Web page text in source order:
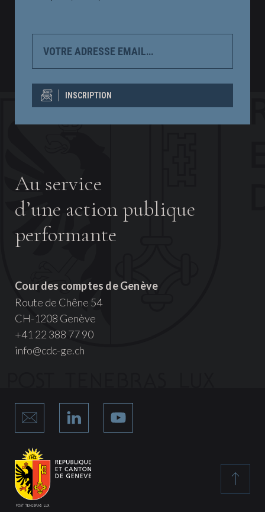
ADRESSE
INSCRIPTION
Au service
d’une action publique
performante
Cour des comptes de Genève
Route de Chêne 54
CH-1208 Genève
+41 22 388 77 90
info@cdc-ge.ch